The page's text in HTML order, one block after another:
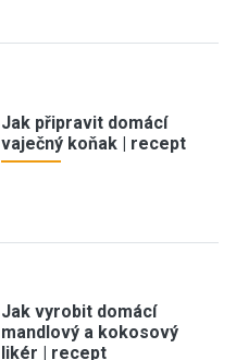
Jak připravit domácí
vaječný koňak | recept
Jak vyrobit domácí
mandlový a kokosový
likér | recept